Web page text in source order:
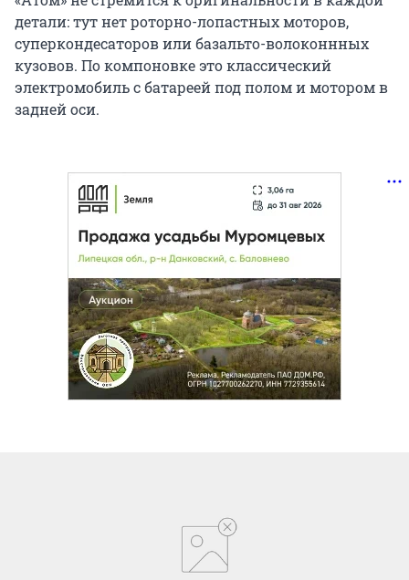
детали: тут нет роторно-лопастных моторов,
суперкондесаторов или базальто-волоконнных
кузовов. По компоновке это классический
электромобиль с батареей под полом и мотором в
задней оси.